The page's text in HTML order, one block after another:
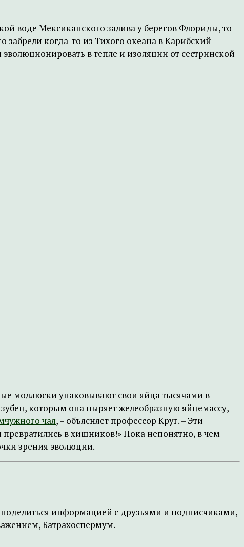
воде Мексиканского залива у берегов Флориды, то
забрели когда-то из Тихого океана в Карибский
в тепле и изоляции от сестринской
моллюски упаковывают свои яйца тысячами в
зубец, которым она пыряет желеобразную яйцемассу,
чая, – объясняет профессор Круг. – Эти
в хищников!» Пока непонятно, в чем
зрения эволюции.
информацией с друзьями и подписчиками,
Батрахоспермум.